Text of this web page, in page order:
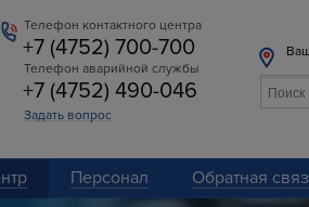
Телефон контактного центра
+7 (4752) 700-700
Телефон аварийной службы
+7 (4752) 490-046
Задать вопрос
Персонал Обратная